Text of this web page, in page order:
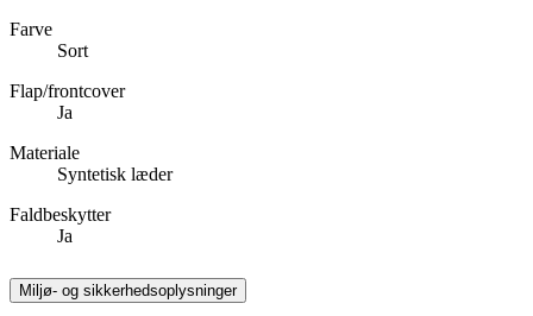
Farve
Sort
Flap/frontcover
Ja
Materiale
Syntetisk læder
Faldbeskytter
Ja
Miljø- og sikkerhedsoplysninger